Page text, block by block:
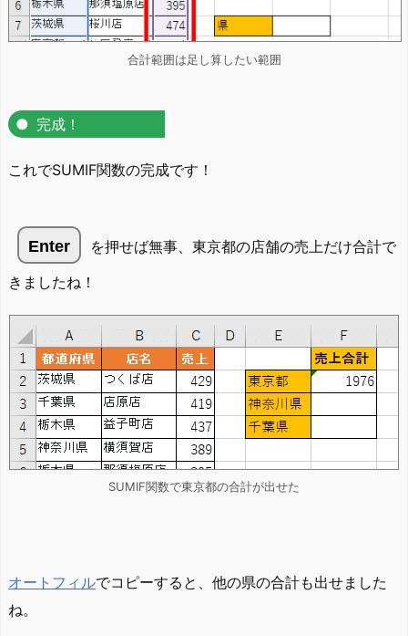
合計範囲は足し算したい範囲
完成！
これでSUMIF関数の完成です！
Enter
を押せば無事、東京都の店舗の売上だけ合計で
きましたね！
SUMIF関数で東京都の合計が出せた
オートフィルでコピーすると、他の県の合計も出せました
ね。